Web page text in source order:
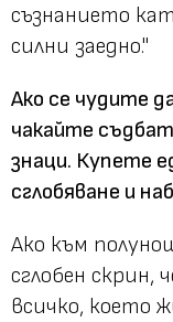
съзнанието
силни заедно."
Ако се чудите
чакайте
знаци. Купете
сглобяване и
Ако към
сглобен
всичко, което